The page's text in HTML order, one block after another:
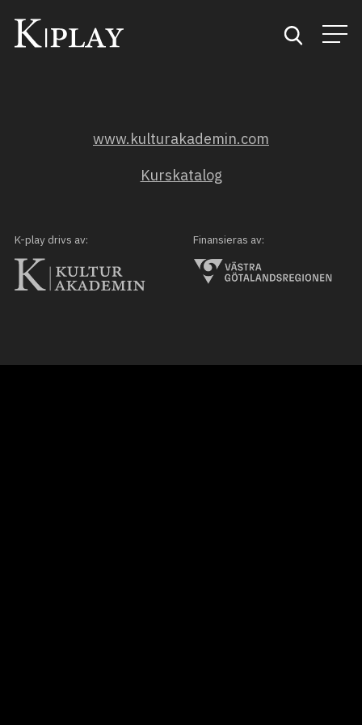
Kategorier
Mina favoriter
www.kulturakademin.com
Kurskatalog
K-play drivs av: Finansieras av: